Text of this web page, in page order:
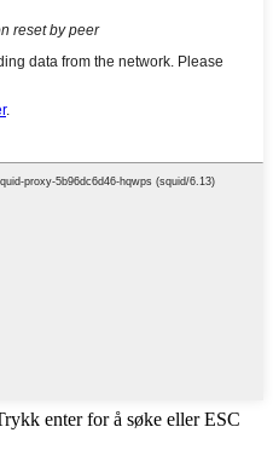
enter for å søke eller ESC